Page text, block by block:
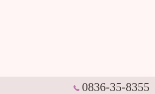
0836-35-8355